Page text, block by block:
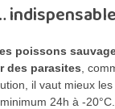
poissons
des parasites ,
il vaut mieux
24h à -